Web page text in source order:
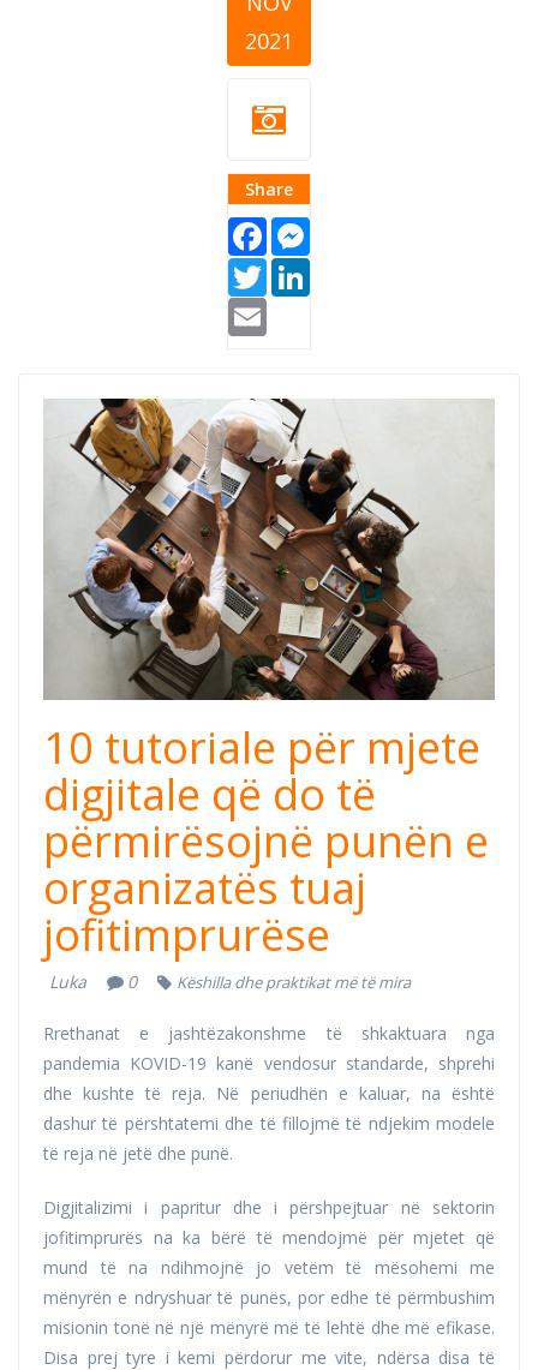
2021
Share
Facebook
Twitter
tutorijali cover
GB cover.png
10 tutoriale për mjete
digjitale që do të
përmirësojnë punën e
organizatës tuaj
jofitimprurëse
Luka 0 Këshilla dhe praktikat më të mira
Rrethanat e jashtëzakonshme të shkaktuara nga
pandemia KOVID-19 kanë vendosur standarde, shprehi
dhe kushte të reja. Në periudhën e kaluar, na është
dashur të përshtatemi dhe të fillojmë të ndjekim modele
të reja në jetë dhe punë.
Digjitalizimi i papritur dhe i përshpejtuar në sektorin
jofitimprurës na ka bërë të mendojmë për mjetet që
mund të na ndihmojnë jo vetëm të mësohemi me
mënyrën e ndryshuar të punës, por edhe të përmbushim
misionin tonë në një mënyrë më të lehtë dhe më efikase.
Disa prej tyre i kemi përdorur me vite, ndërsa disa të